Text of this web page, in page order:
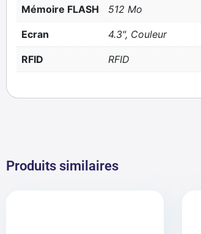
Mémoire FLASH 512 Mo
Ecran 4.3", Couleur
RFID RFID
Produits similaires